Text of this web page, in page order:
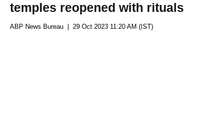
temples reopened with rituals
ABP News Bureau | 29 Oct 2023 11:20 AM (IST)